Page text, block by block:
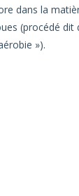
dans la
(procédé
»).